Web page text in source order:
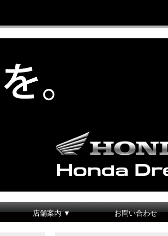
店舗案内 ▼ お問い合わせ